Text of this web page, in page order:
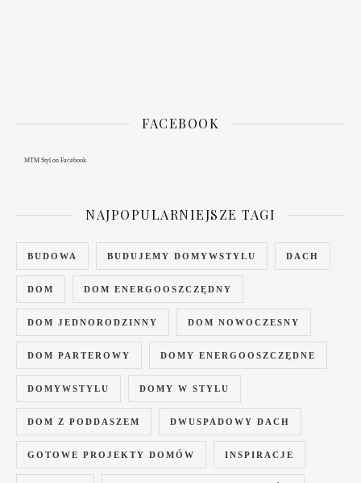
FACEBOOK
MTM Styl on Facebook
NAJPOPULARNIEJSZE TAGI
BUDOWA BUDUJEMY DOMYWSTYLU DACH
DOM DOM ENERGOOSZCZĘDNY
DOM JEDNORODZINNY DOM NOWOCZESNY
DOM PARTEROWY DOMY ENERGOOSZCZĘDNE
DOMYWSTYLU DOMY W STYLU
DOM Z PODDASZEM DWUSPADOWY DACH
GOTOWE PROJEKTY DOMÓW INSPIRACJE